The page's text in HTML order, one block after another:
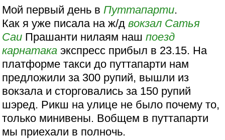
Мой первый день вПуттапарти.
Как я уже писала на ж/двокзал Сатья
Саи Прашанти нилаям нашпоезд
карнатака экспресс прибыл в 23.15. На
платформе такси до путтапарти нам
предложили за 300 рупий, вышли из
вокзала и сторговались за 150 рупий
шэред. Рикш на улице не было почему то,
только минивены. Вобщем в путтапарти
мы приехали в полночь.